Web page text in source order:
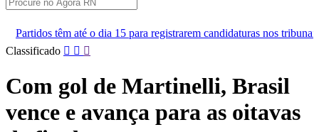
15 para registrarem candidaturas nos tribunais
Senai RN
Pular
conteúdo
Classificado
Com gol de Martinelli, Brasil
vence e avança para as oitavas